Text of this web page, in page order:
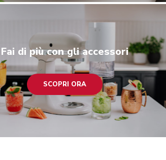
Fai di più con gli accessori
SCOPRI ORA